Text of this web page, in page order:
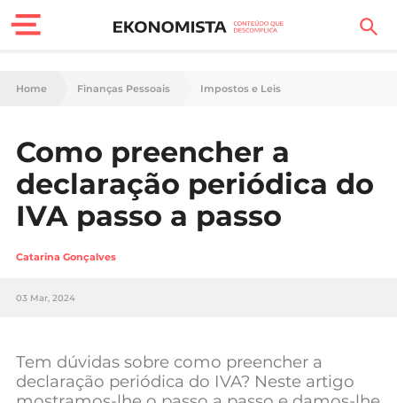
Finanças Pessoais
Carreira
Casa
Lifestyle
Sociedade
Negócios
Home Finanças Pessoais Impostos e Leis
Como preencher a
declaração periódica do
IVA passo a passo
Catarina Gonçalves
03 Mar, 2024
Tem dúvidas sobre como preencher a
declaração periódica do IVA? Neste artigo